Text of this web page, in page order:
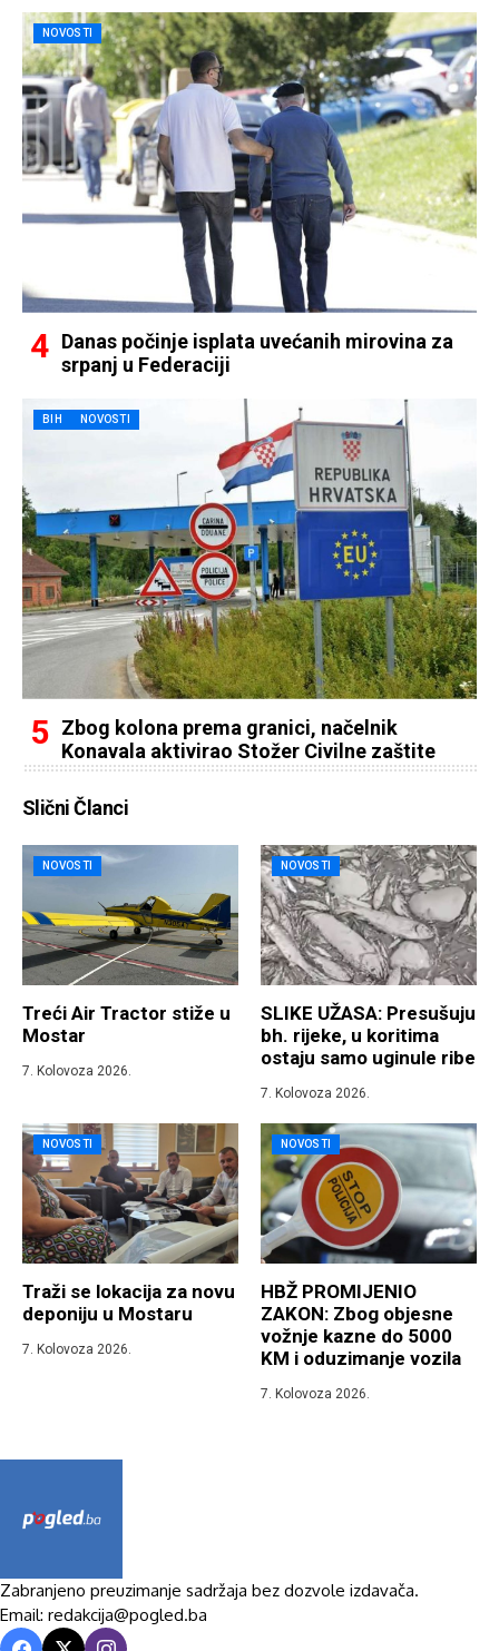
NOVOSTI
Danas počinje isplata uvećanih mirovina za
srpanj u Federaciji
BIH NOVOSTI
Zbog kolona prema granici, načelnik
Konavala aktivirao Stožer Civilne zaštite
Slični Članci
NOVOSTI
Treći Air Tractor stiže u
Mostar
7. Kolovoza 2026.
NOVOSTI
SLIKE UŽASA: Presušuju
bh. rijeke, u koritima
ostaju samo uginule ribe
7. Kolovoza 2026.
NOVOSTI
Traži se lokacija za novu
deponiju u Mostaru
7. Kolovoza 2026.
NOVOSTI
HBŽ PROMIJENIO
ZAKON: Zbog objesne
vožnje kazne do 5000
KM i oduzimanje vozila
7. Kolovoza 2026.
Zabranjeno preuzimanje sadržaja bez dozvole izdavača.
Email: redakcija@pogled.ba